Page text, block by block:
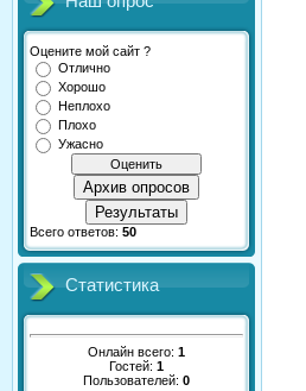
Оцените мой сайт ?
Отлично
Хорошо
Неплохо
Плохо
Ужасно
Архив опросов
Результаты
Всего ответов: 50
Статистика
Онлайн всего: 1
Гостей: 1
Пользователей: 0